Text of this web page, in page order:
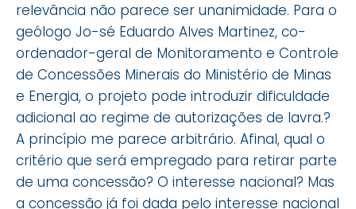
relevância não parece ser unanimidade. Para o
geólogo Jo-sé Eduardo Alves Martinez, co-
ordenador-geral de Monitoramento e Controle
de Concessões Minerais do Ministério de Minas
e Energia, o projeto pode introduzir dificuldade
adicional ao regime de autorizações de lavra.?
A princípio me parece arbitrário. Afinal, qual o
critério que será empregado para retirar parte
de uma concessão? O interesse nacional? Mas
a concessão já foi dada pelo interesse nacional